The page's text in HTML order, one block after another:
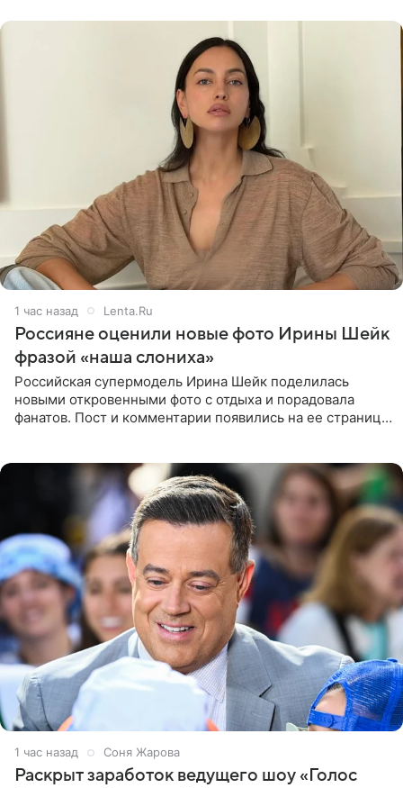
1 час назад Lenta.Ru
Россияне оценили новые фото Ирины Шейк
фразой «наша слониха»
Российская супермодель Ирина Шейк поделилась
новыми откровенными фото с отдыха и порадовала
фанатов. Пост и комментарии появились на ее странице
1 час назад Соня Жарова
Раскрыт заработок ведущего шоу «Голос